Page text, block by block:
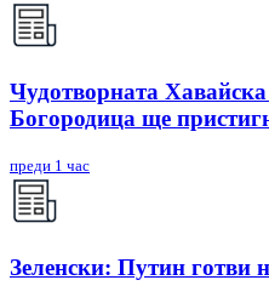
Чудотворната
Богородица ще
преди 1 час
Зеленски: Путин готви